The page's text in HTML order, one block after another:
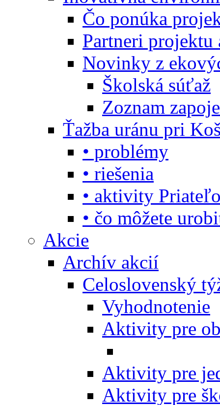
Čo ponúka
Partneri projektu
Novinky z
Školská súťaž
Zoznam
Ťažba uránu pri
• problémy
• riešenia
• aktivity
• čo môžete
Akcie
Archív akcií
Celoslovenský
Vyhodnotenie
Aktivity pre
Aktivity pre
Aktivity pre